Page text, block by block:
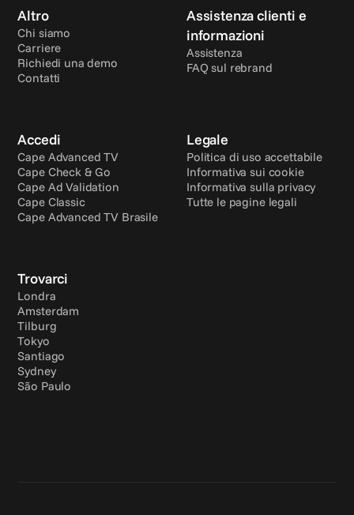
Altro
Chi siamo
Carriere
Richiedi una demo
Contatti
Assistenza clienti e
informazioni
Assistenza
FAQ sul rebrand
Accedi
Cape Advanced TV
Cape Check & Go
Cape Ad Validation
Cape Classic
Cape Advanced TV Brasile
Legale
Politica di uso accettabile
Informativa sui cookie
Informativa sulla privacy
Tutte le pagine legali
Trovarci
Londra
Amsterdam
Tilburg
Tokyo
Santiago
Sydney
São Paulo